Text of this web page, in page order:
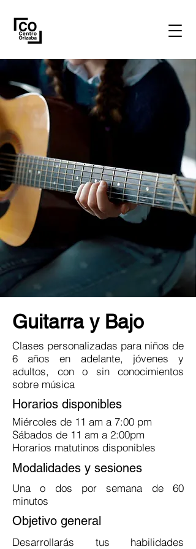
Guitarra y Bajo
Clases personalizadas para niños de
6 años en adelante, jóvenes y
adultos, con o sin conocimientos
sobre música
Horarios disponibles
Miércoles de 11 am a 7:00 pm
Sábados de 11 am a 2:00pm
Horarios matutinos disponibles
Modalidades y sesiones
Una o dos por semana de 60
minutos
Objetivo general
Desarrollarás tus habilidades